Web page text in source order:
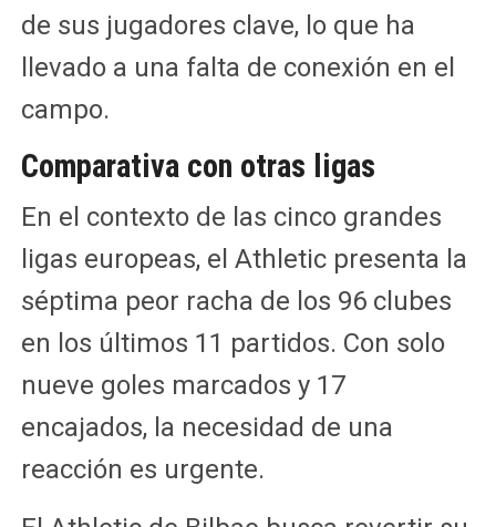
de sus jugadores clave, lo que ha
llevado a una falta de conexión en el
campo.
Comparativa con otras ligas
En el contexto de las cinco grandes
ligas europeas, el Athletic presenta la
séptima peor racha de los 96 clubes
en los últimos 11 partidos. Con solo
nueve goles marcados y 17
encajados, la necesidad de una
reacción es urgente.